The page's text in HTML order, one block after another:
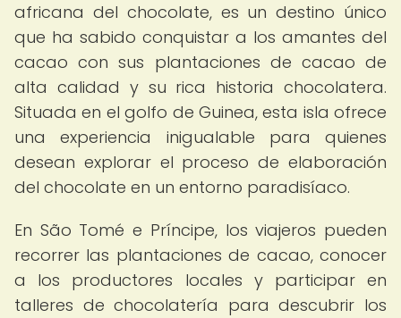
africana del chocolate, es un destino único
que ha sabido conquistar a los amantes del
cacao con sus plantaciones de cacao de
alta calidad y su rica historia chocolatera.
Situada en el golfo de Guinea, esta isla ofrece
una experiencia inigualable para quienes
desean explorar el proceso de elaboración
del chocolate en un entorno paradisíaco.
En São Tomé e Príncipe, los viajeros pueden
recorrer las plantaciones de cacao, conocer
a los productores locales y participar en
talleres de chocolatería para descubrir los